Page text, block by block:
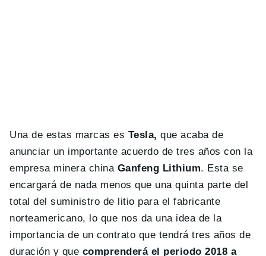
Una de estas marcas es Tesla, que acaba de
anunciar un importante acuerdo de tres años con la
empresa minera china Ganfeng Lithium. Esta se
encargará de nada menos que una quinta parte del
total del suministro de litio para el fabricante
norteamericano, lo que nos da una idea de la
importancia de un contrato que tendrá tres años de
duración y que comprenderá el periodo 2018 a